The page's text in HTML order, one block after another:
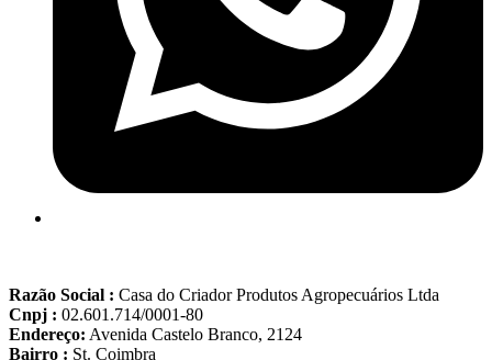
Razão Social : Casa do Criador Produtos Agropecuários Ltda
Cnpj : 02.601.714/0001-80
Endereço: Avenida Castelo Branco, 2124
Bairro : St. Coimbra